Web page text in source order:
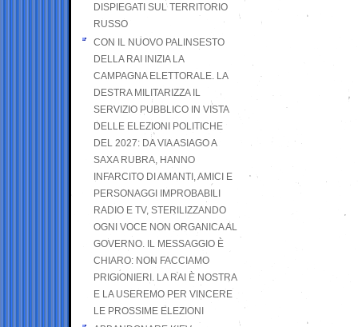
DISPIEGATI SUL TERRITORIO
RUSSO
CON IL NUOVO PALINSESTO
DELLA RAI INIZIA LA
CAMPAGNA ELETTORALE. LA
DESTRA MILITARIZZA IL
SERVIZIO PUBBLICO IN VISTA
DELLE ELEZIONI POLITICHE
DEL 2027: DA VIA ASIAGO A
SAXA RUBRA, HANNO
INFARCITO DI AMANTI, AMICI E
PERSONAGGI IMPROBABILI
RADIO E TV, STERILIZZANDO
OGNI VOCE NON ORGANICA AL
GOVERNO. IL MESSAGGIO È
CHIARO: NON FACCIAMO
PRIGIONIERI. LA RAI È NOSTRA
E LA USEREMO PER VINCERE
LE PROSSIME ELEZIONI